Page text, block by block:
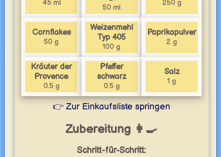
45 ml
50 ml
250 g
Cornflakes
50 g
Weizenmehl
Typ 405
100 g
Paprikapulver
2 g
Kräuter der
Provence
0.5 g
Pfeffer
schwarz
0.5 g
Salz
1 g
👉 Zur Einkaufsliste springen
Zubereitung 👩‍🍳
Schritt-für-Schritt: